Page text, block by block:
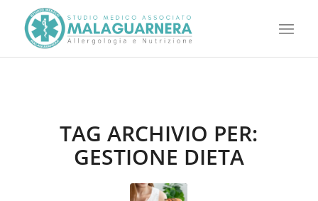
TAG ARCHIVIO PER:
GESTIONE DIETA